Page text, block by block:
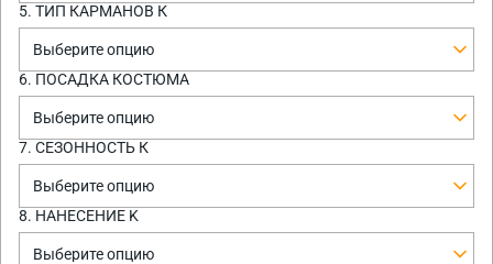
5. ТИП КАРМАНОВ К
Выберите опцию
6. ПОСАДКА КОСТЮМА
Выберите опцию
7. СЕЗОННОСТЬ К
Выберите опцию
8. НАНЕСЕНИЕ K
Выберите опцию